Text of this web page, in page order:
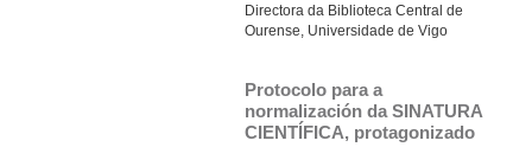
Directora da Biblioteca Central de
Ourense, Universidade de Vigo
Protocolo para a
normalización da SINATURA
CIENTÍFICA, protagonizado